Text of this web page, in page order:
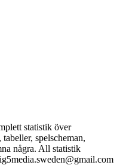
statistik över
spelscheman,
några. All statistik